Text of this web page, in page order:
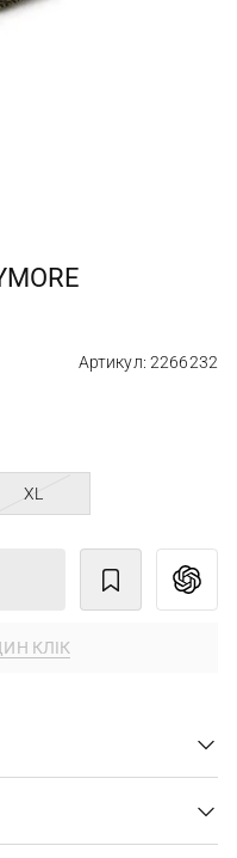
Артикул: 2266232
XL
КЛІК